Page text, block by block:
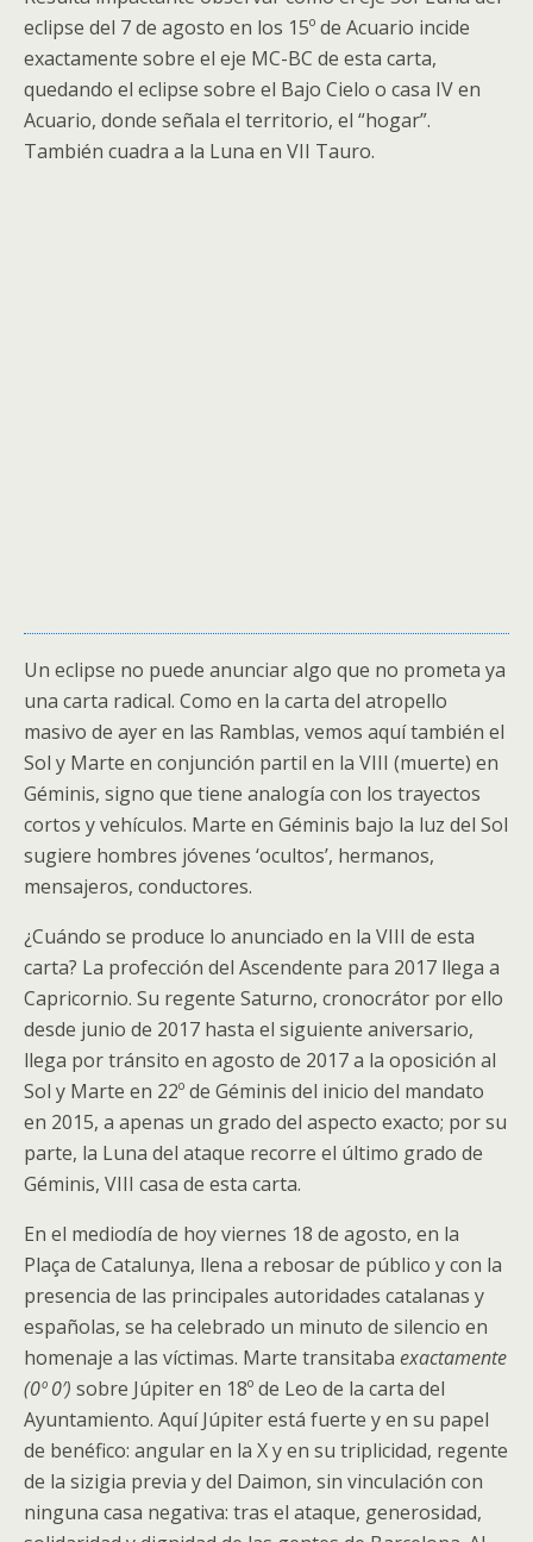
eclipse del 7 de agosto en los 15º de Acuario incide
exactamente sobre el eje MC-BC de esta carta,
quedando el eclipse sobre el Bajo Cielo o casa IV en
Acuario, donde señala el territorio, el “hogar”.
También cuadra a la Luna en VII Tauro.
Un eclipse no puede anunciar algo que no prometa ya
una carta radical. Como en la carta del atropello
masivo de ayer en las Ramblas, vemos aquí también el
Sol y Marte en conjunción partil en la VIII (muerte) en
Géminis, signo que tiene analogía con los trayectos
cortos y vehículos. Marte en Géminis bajo la luz del Sol
sugiere hombres jóvenes ‘ocultos’, hermanos,
mensajeros, conductores.
¿Cuándo se produce lo anunciado en la VIII de esta
carta? La profección del Ascendente para 2017 llega a
Capricornio. Su regente Saturno, cronocrátor por ello
desde junio de 2017 hasta el siguiente aniversario,
llega por tránsito en agosto de 2017 a la oposición al
Sol y Marte en 22º de Géminis del inicio del mandato
en 2015, a apenas un grado del aspecto exacto; por su
parte, la Luna del ataque recorre el último grado de
Géminis, VIII casa de esta carta.
En el mediodía de hoy viernes 18 de agosto, en la
Plaça de Catalunya, llena a rebosar de público y con la
presencia de las principales autoridades catalanas y
españolas, se ha celebrado un minuto de silencio en
homenaje a las víctimas. Marte transitaba exactamente
(0º 0′) sobre Júpiter en 18º de Leo de la carta del
Ayuntamiento. Aquí Júpiter está fuerte y en su papel
de benéfico: angular en la X y en su triplicidad, regente
de la sizigia previa y del Daimon, sin vinculación con
ninguna casa negativa: tras el ataque, generosidad,